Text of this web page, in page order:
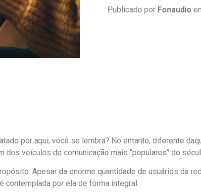
Publicado por Fonaudio
por aqui, você se lembra? No entanto, diferente
veículos de comunicação mais ‘’populares’’ do
Apesar da enorme quantidade de usuários da
por ela de forma integral.